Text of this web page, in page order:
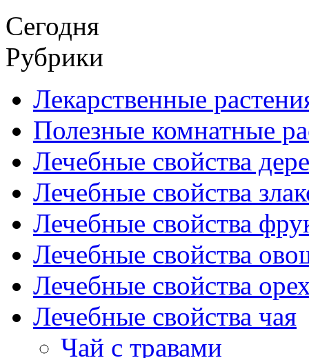
Сегодня
Рубрики
Лекарственные
Полезные комнатные
Лечебные свойства
Лечебные свойства
Лечебные свойства
Лечебные свойства
Лечебные свойства
Лечебные свойства чая
Чай с травами